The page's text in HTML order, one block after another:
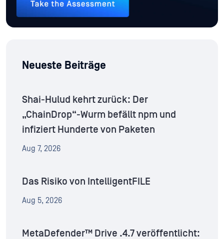
Neueste Beiträge
Shai-Hulud kehrt zurück: Der
„ChainDrop“-Wurm befällt npm und
infiziert Hunderte von Paketen
Aug 7, 2026
Das Risiko von IntelligentFILE
Aug 5, 2026
MetaDefender™ Drive .4.7 veröffentlicht: